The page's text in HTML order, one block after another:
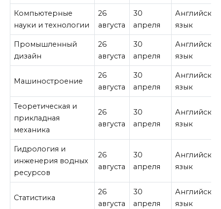
Компьютерные
науки и технологии
26
августа
30
апреля
язык
Промышленный
дизайн
26
августа
30
апреля
язык
Машиностроение
26
августа
30
апреля
язык
Теоретическая и
прикладная
механика
26
августа
30
апреля
язык
Гидрология и
инженерия водных
ресурсов
26
августа
30
апреля
язык
Статистика
26
августа
30
апреля
язык